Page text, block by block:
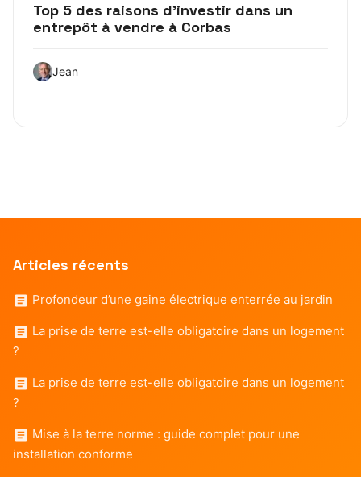
Top 5 des raisons d’investir dans un
entrepôt à vendre à Corbas
Jean
Articles récents
Profondeur d’une gaine électrique enterrée au jardin
La prise de terre est-elle obligatoire dans un logement
?
La prise de terre est-elle obligatoire dans un logement
?
Mise à la terre norme : guide complet pour une
installation conforme